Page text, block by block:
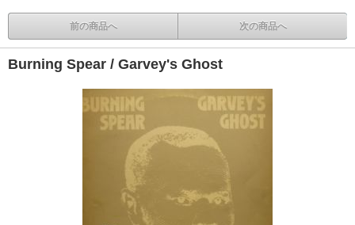
前の商品へ 次の商品へ
Burning Spear / Garvey's Ghost